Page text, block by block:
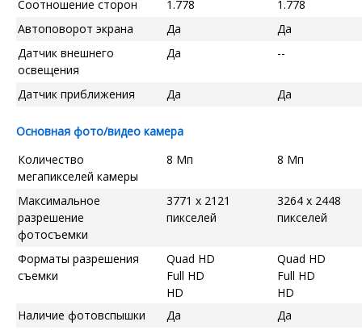
Соотношение сторон 1.778
1.778
Автоповорот экрана
Да
Да
Датчик внешнего
освещения
Да --
Датчик приближения Да Да
Основная фото/видео камера
Количество
мегапикселей камеры
8 Мп 8 Мп
Максимальное
разрешение
фотосъемки
3771 x 2121
пикселей
3264 x 2448
пикселей
Форматы разрешения
съемки
Quad HD
Full HD
HD
Quad HD
Full HD
HD
Наличие фотовспышки
Да
Да